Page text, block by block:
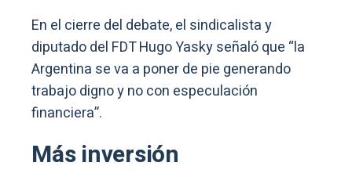
En el cierre del debate, el sindicalista y
diputado del FDT Hugo Yasky señaló que “la
Argentina se va a poner de pie generando
trabajo digno y no con especulación
financiera”.
Más inversión